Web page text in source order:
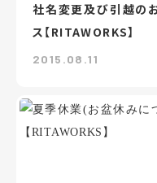
社名変更及び引越の
ス【RITAWORKS】
2015.08.11